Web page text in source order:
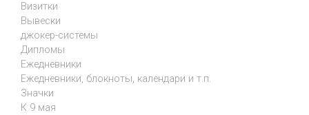
Визитки
Вывески
джокер-системы
Дипломы
Ежедневники
Ежедневники, блокноты, календари и т.п.
Значки
К 9 мая